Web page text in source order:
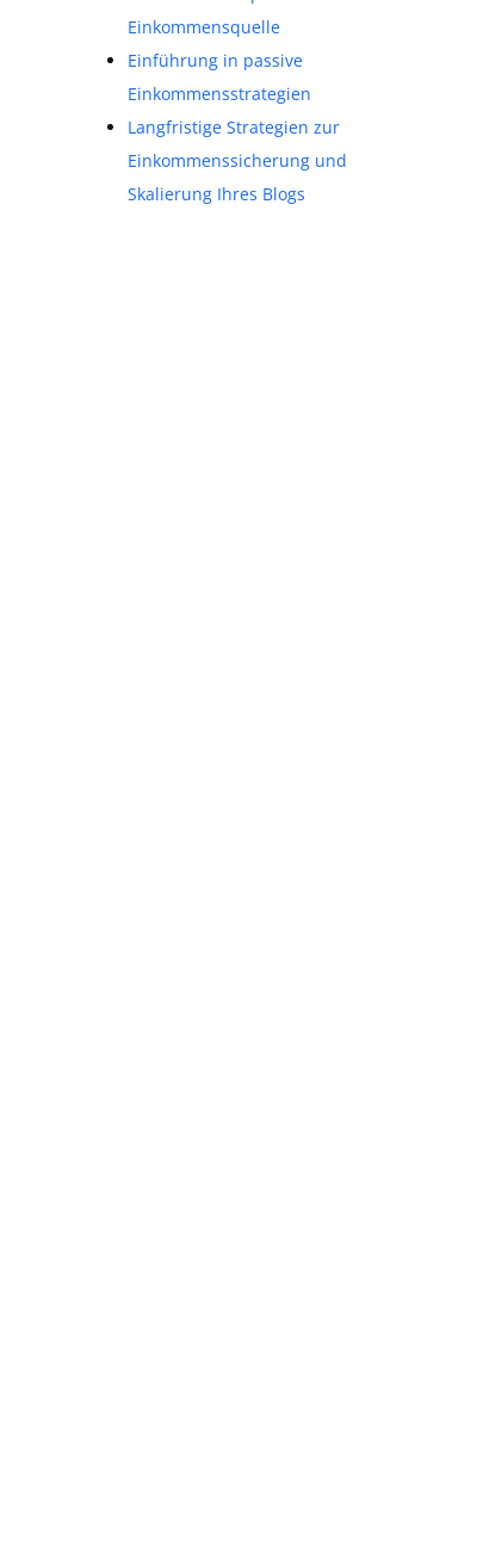
Einkommensquelle
Einführung in passive
Einkommensstrategien
Langfristige Strategien zur
Einkommenssicherung und
Skalierung Ihres Blogs